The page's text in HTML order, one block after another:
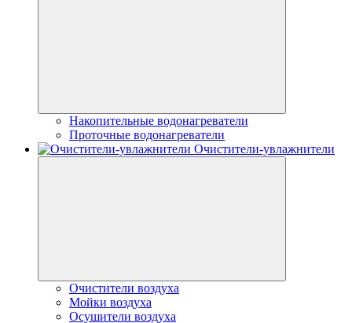
Накопительные водонагреватели
Проточные водонагреватели
Очистители-увлажнители
Очистители воздуха
Мойки воздуха
Осушители воздуха